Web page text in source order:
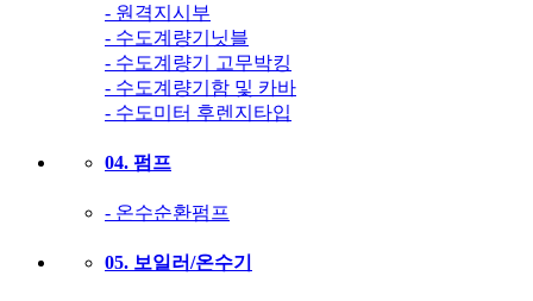
- 원격지시부
- 수도계량기닛블
- 수도계량기 고무박킹
- 수도계량기함 및 카바
- 수도미터 후렌지타입
04. 펌프
- 온수순환펌프
05. 보일러/온수기